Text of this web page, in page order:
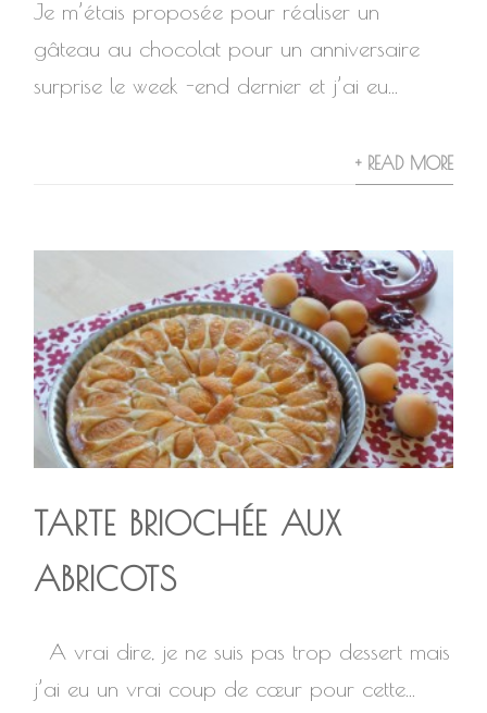
Je m’étais proposée pour réaliser un
gâteau au chocolat pour un anniversaire
surprise le week -end dernier et j’ai eu...
+ READ MORE
TARTE BRIOCHÉE AUX
ABRICOTS
A vrai dire, je ne suis pas trop dessert mais
j’ai eu un vrai coup de cœur pour cette...